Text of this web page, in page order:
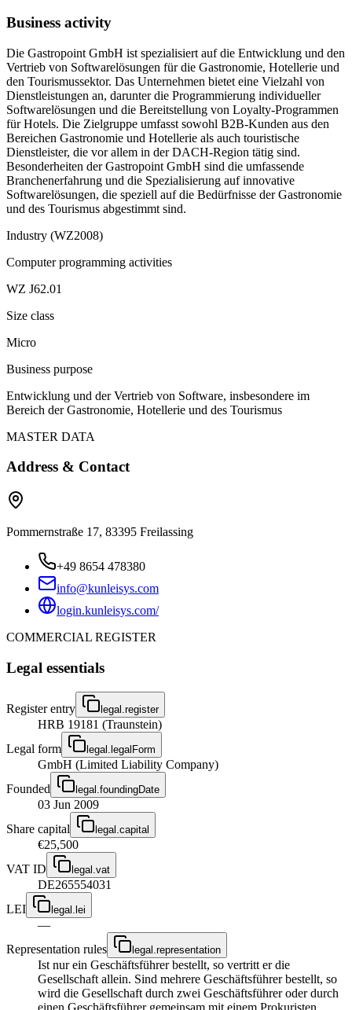
Business activity
Die Gastropoint GmbH ist spezialisiert auf die Entwicklung und den
Vertrieb von Softwarelösungen für die Gastronomie, Hotellerie und
den Tourismussektor. Das Unternehmen bietet eine Vielzahl von
Dienstleistungen an, darunter die Programmierung individueller
Softwarelösungen und die Bereitstellung von Loyalty-Programmen
für Hotels. Die Zielgruppe umfasst sowohl B2B-Kunden aus den
Bereichen Gastronomie und Hotellerie als auch touristische
Dienstleister, die vor allem in der DACH-Region tätig sind.
Besonderheiten der Gastropoint GmbH sind die umfassende
Branchenerfahrung und die Spezialisierung auf innovative
Softwarelösungen, die speziell auf die Bedürfnisse der Gastronomie
und des Tourismus abgestimmt sind.
Industry (WZ2008)
Computer programming activities
WZ J62.01
Size class
Micro
Business purpose
Entwicklung und der Vertrieb von Software, insbesondere im
Bereich der Gastronomie, Hotellerie und des Tourismus
MASTER DATA
Address & Contact
Pommernstraße 17, 83395 Freilassing
+49 8654 478380
info@kunleisys.com
login.kunleisys.com/
COMMERCIAL REGISTER
Legal essentials
Register entry legal.register
HRB 19181 (Traunstein)
Legal form
legal.legalForm
GmbH (Limited Liability Company)
Founded
legal.foundingDate
03 Jun 2009
Share capital
legal.capital
€25,500
VAT ID
legal.vat
DE265554031
LEI
legal.lei
—
Representation rules
legal.representation
Ist nur ein Geschäftsführer bestellt, so vertritt er die
Gesellschaft allein. Sind mehrere Geschäftsführer bestellt, so
wird die Gesellschaft durch zwei Geschäftsführer oder durch
einen Geschäftsführer gemeinsam mit einem Prokuristen